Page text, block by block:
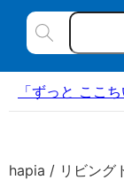
「ずっと ここ
hapia / リビング